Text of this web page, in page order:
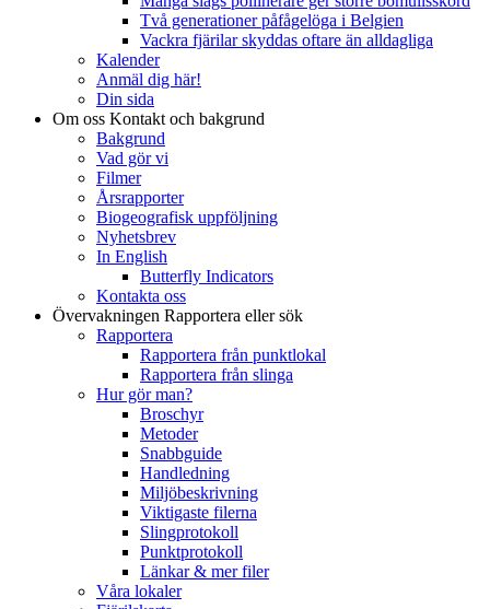
Två generationer påfågelöga i Belgien
Vackra fjärilar skyddas oftare än alldagliga
Kalender
Anmäl dig här!
Din sida
Om oss Kontakt och bakgrund
Bakgrund
Vad gör vi
Filmer
Årsrapporter
Biogeografisk uppföljning
Nyhetsbrev
In English
Butterfly Indicators
Kontakta oss
Övervakningen Rapportera eller sök
Rapportera
Rapportera från punktlokal
Rapportera från slinga
Hur gör man?
Broschyr
Metoder
Snabbguide
Handledning
Miljöbeskrivning
Viktigaste filerna
Slingprotokoll
Punktprotokoll
Länkar & mer filer
Våra lokaler